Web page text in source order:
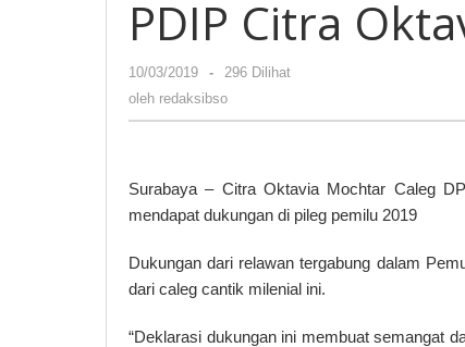
PDIP
PDIP Citra
10/03/2019
oleh
redaksibso
-
296 Dilihat
oleh redaksibso
Surabaya – Citra Oktavia Mochtar Caleg
mendapat dukungan di pileg pemilu 2019
Dukungan dari relawan tergabung dalam
dari caleg cantik milenial ini.
“Deklarasi dukungan ini membuat semangat